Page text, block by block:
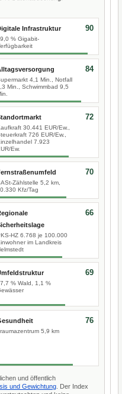
Infrastruktur
% Gigabit-
90
4,1 Min., Notfall
Min., Schwimmbad 9,5
84
30.441 EUR/Ew.,
726 EUR/Ew.,
7.923
Ew.
72
Zählstelle 5,2 km,
Kfz/Tag
70
HZ 6.768 je 100.000
im Landkreis
66
% Wald, 1,1 %
69
5,9 km
76
und öffentlich
und Gewichtung . Der Index